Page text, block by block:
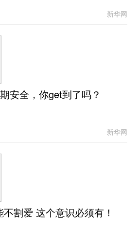
新华网
安全，你get到了吗？
新华网
不割爱 这个意识必须有！